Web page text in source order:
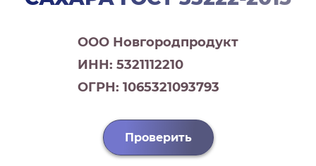
ООО Новгородпродукт
ИНН: 5321112210
ОГРН: 1065321093793
Проверить